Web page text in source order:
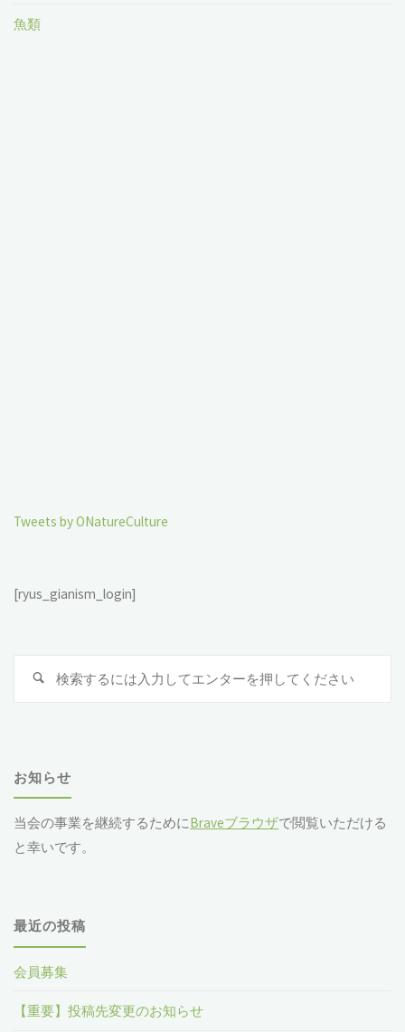
魚類
Tweets by ONatureCulture
[ryus_gianism_login]
お知らせ
当会の事業を継続するためにBraveブラウザで閲覧いただける
と幸いです。
最近の投稿
会員募集
【重要】投稿先変更のお知らせ